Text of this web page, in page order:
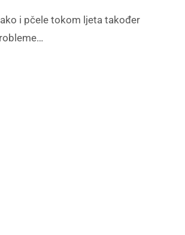
i pčele tokom ljeta također